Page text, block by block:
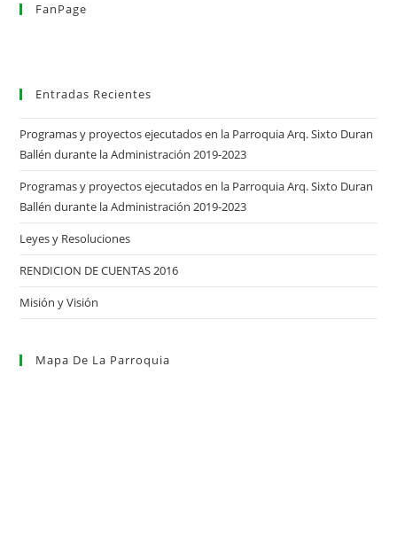
FanPage
Entradas Recientes
Programas y proyectos ejecutados en la Parroquia Arq. Sixto Duran
Ballén durante la Administración 2019-2023
Programas y proyectos ejecutados en la Parroquia Arq. Sixto Duran
Ballén durante la Administración 2019-2023
Leyes y Resoluciones
RENDICION DE CUENTAS 2016
Misión y Visión
Mapa De La Parroquia